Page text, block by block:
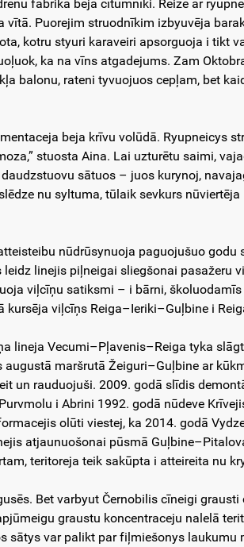
fabrikā beja cītumnīki. Reizē ar
vītā. Puorejim struodnīkim izbyuvēja
kotru styuri karaveiri apsorguoja i tikt
ka na vīns atgadejums. Zam
balonu, rateni tyvuojuos cepļam, bet
beja krīvu volūdā. Ryupneicys
stuosta Aina. Lai uzturētu saimi,
sātuos – juos kurynoj,
nu syltuma, tūlaik sevkurs
nūdrūsynuoja paguojušuo
leidz linejis piļneigai sliegšonai pasažeru
viļcīņu satiksmi – i bārni,
kursēja viļcīņs Reiga–Ieriki–Guļbine i
lineja Vecumi–Pļavenis–Reiga tyka
augustā maršrutā Žeiguri–Guļbine ar
un rauduojuši. 2009. godā slīdis
i Abrini 1992. godā nūdeve
olūti viestej, ka 2014. godā
atjaunuošonai pūsmā
teritoreja teik sakūpta i atteireita nu
Bet varbyut Černobilis cīneigi
graustu koncentraceju nalelā
sātys var palikt par fiļmiešonys